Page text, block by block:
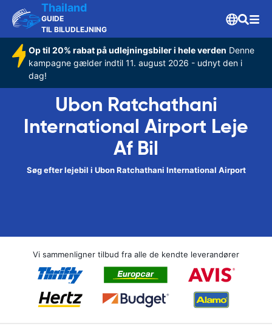
Thailand
GUIDE
TIL BILUDLEJNING
Op til 20% rabat på udlejningsbiler i hele verden Denne
kampagne gælder indtil 11. august 2026 - udnyt den i
dag!
Ubon Ratchathani
International Airport Leje
Af Bil
Søg efter lejebil i Ubon Ratchathani International Airport
Vi sammenligner tilbud fra alle de kendte leverandører